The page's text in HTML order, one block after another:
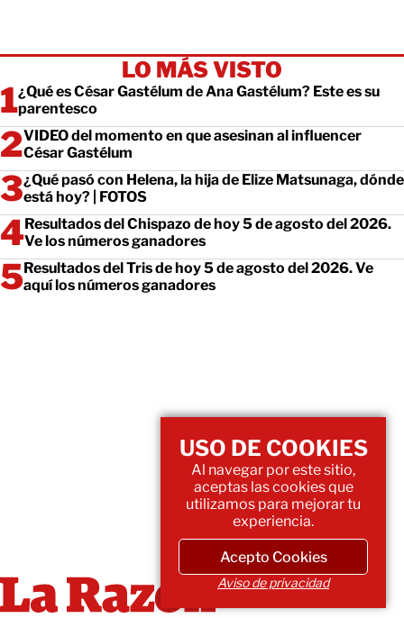
LO MÁS VISTO
¿Qué es César Gastélum de Ana Gastélum? Este es su
parentesco
VIDEO del momento en que asesinan al influencer
César Gastélum
¿Qué pasó con Helena, la hija de Elize Matsunaga, dónde
está hoy? | FOTOS
Resultados del Chispazo de hoy 5 de agosto del 2026.
Ve los números ganadores
Resultados del Tris de hoy 5 de agosto del 2026. Ve
aquí los números ganadores
USO DE COOKIES
Al navegar por este sitio,
aceptas las cookies que
utilizamos para mejorar tu
experiencia.
Acepto Cookies
Aviso de privacidad